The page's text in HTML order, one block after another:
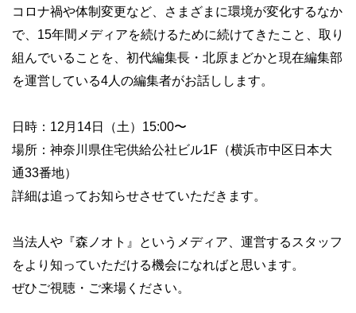
コロナ禍や体制変更など、さまざまに環境が変化するなか
で、15年間メディアを続けるために続けてきたこと、取り
組んでいることを、初代編集長・北原まどかと現在編集部
を運営している4人の編集者がお話しします。
日時：12月14日（土）15:00〜
場所：神奈川県住宅供給公社ビル1F（横浜市中区日本大
通33番地）
詳細は追ってお知らせさせていただきます。
当法人や『森ノオト』というメディア、運営するスタッフ
をより知っていただける機会になればと思います。
ぜひご視聴・ご来場ください。